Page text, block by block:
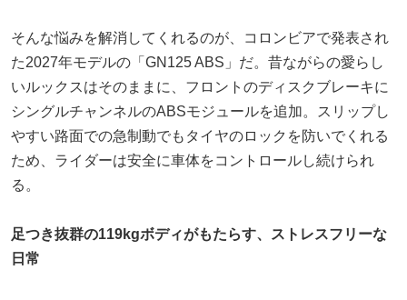
そんな悩みを解消してくれるのが、コロンビアで発表され
た2027年モデルの「GN125 ABS」だ。昔ながらの愛らし
いルックスはそのままに、フロントのディスクブレーキに
シングルチャンネルのABSモジュールを追加。スリップし
やすい路面での急制動でもタイヤのロックを防いでくれる
ため、ライダーは安全に車体をコントロールし続けられ
る。
足つき抜群の119kgボディがもたらす、ストレスフリーな
日常